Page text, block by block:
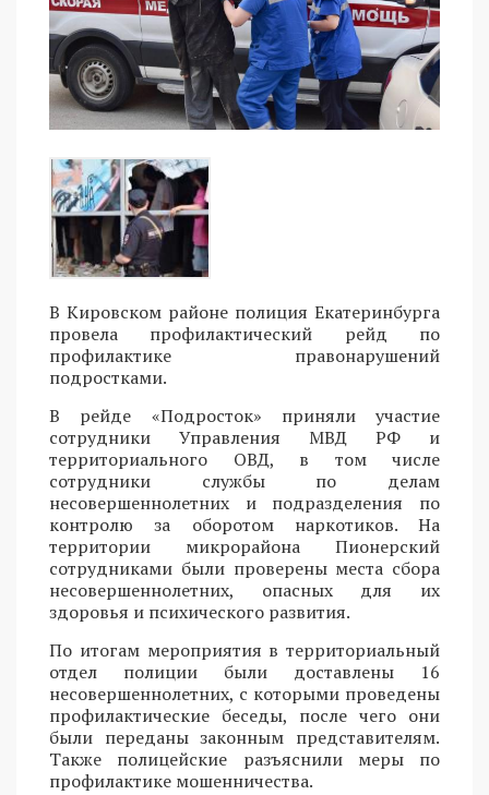
В Кировском районе полиция Екатеринбурга
провела профилактический рейд по
профилактике правонарушений
подростками.
В рейде «Подросток» приняли участие
сотрудники Управления МВД РФ и
территориального ОВД, в том числе
сотрудники службы по делам
несовершеннолетних и подразделения по
контролю за оборотом наркотиков. На
территории микрорайона Пионерский
сотрудниками были проверены места сбора
несовершеннолетних, опасных для их
здоровья и психического развития.
По итогам мероприятия в территориальный
отдел полиции были доставлены 16
несовершеннолетних, с которыми проведены
профилактические беседы, после чего они
были переданы законным представителям.
Также полицейские разъяснили меры по
профилактике мошенничества.